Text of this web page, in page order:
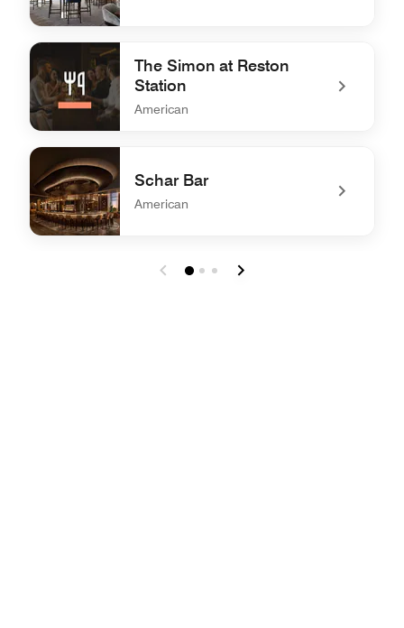
undefined Harvest + Vine
The Simon at Reston
Station
American
undefined The Simon at Reston Station
Schar Bar
American